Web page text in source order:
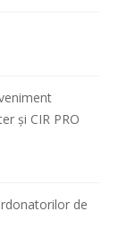
și CIR PRO
de